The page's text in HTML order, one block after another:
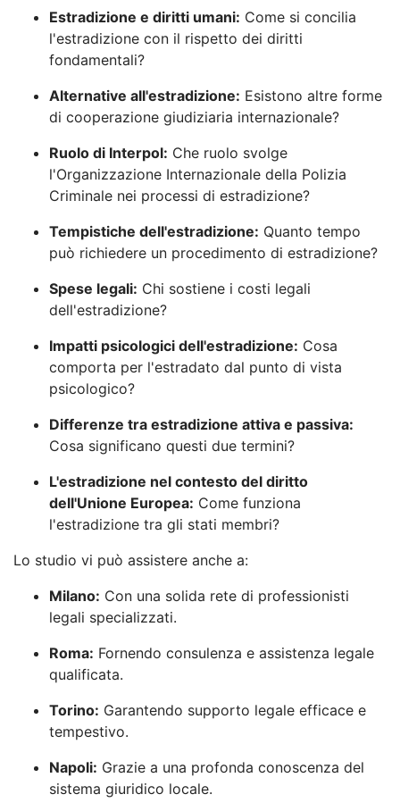
Estradizione e diritti umani: Come si concilia
l'estradizione con il rispetto dei diritti
fondamentali?
Alternative all'estradizione: Esistono altre forme
di cooperazione giudiziaria internazionale?
Ruolo di Interpol: Che ruolo svolge
l'Organizzazione Internazionale della Polizia
Criminale nei processi di estradizione?
Tempistiche dell'estradizione: Quanto tempo
può richiedere un procedimento di estradizione?
Spese legali: Chi sostiene i costi legali
dell'estradizione?
Impatti psicologici dell'estradizione: Cosa
comporta per l'estradato dal punto di vista
psicologico?
Differenze tra estradizione attiva e passiva:
Cosa significano questi due termini?
L'estradizione nel contesto del diritto
dell'Unione Europea: Come funziona
l'estradizione tra gli stati membri?
Lo studio vi può assistere anche a:
Milano: Con una solida rete di professionisti
legali specializzati.
Roma: Fornendo consulenza e assistenza legale
qualificata.
Torino: Garantendo supporto legale efficace e
tempestivo.
Napoli: Grazie a una profonda conoscenza del
sistema giuridico locale.